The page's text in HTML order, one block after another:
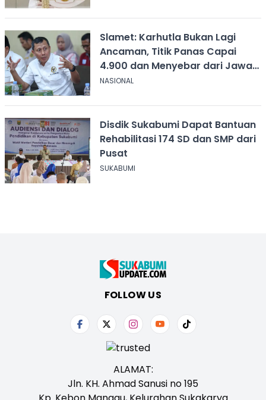
Slamet: Karhutla Bukan Lagi
Ancaman, Titik Panas Capai
4.900 dan Menyebar dari Jawa
hingga Papua
NASIONAL
Disdik Sukabumi Dapat Bantuan
Rehabilitasi 174 SD dan SMP dari
Pusat
SUKABUMI
FOLLOW US
ALAMAT:
Jln. KH. Ahmad Sanusi no 195